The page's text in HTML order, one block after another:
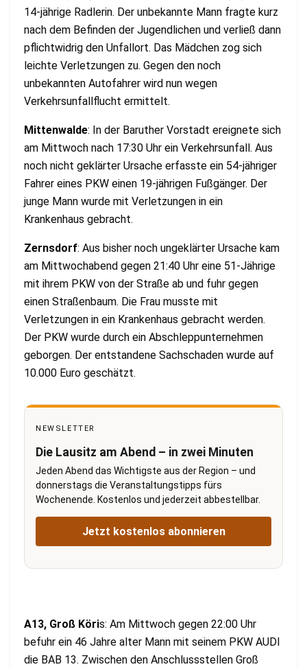
14-jährige Radlerin. Der unbekannte Mann fragte kurz
nach dem Befinden der Jugendlichen und verließ dann
pflichtwidrig den Unfallort. Das Mädchen zog sich
leichte Verletzungen zu. Gegen den noch
unbekannten Autofahrer wird nun wegen
Verkehrsunfallflucht ermittelt.
Mittenwalde: In der Baruther Vorstadt ereignete sich
am Mittwoch nach 17:30 Uhr ein Verkehrsunfall. Aus
noch nicht geklärter Ursache erfasste ein 54-jähriger
Fahrer eines PKW einen 19-jährigen Fußgänger. Der
junge Mann wurde mit Verletzungen in ein
Krankenhaus gebracht.
Zernsdorf: Aus bisher noch ungeklärter Ursache kam
am Mittwochabend gegen 21:40 Uhr eine 51-Jährige
mit ihrem PKW von der Straße ab und fuhr gegen
einen Straßenbaum. Die Frau musste mit
Verletzungen in ein Krankenhaus gebracht werden.
Der PKW wurde durch ein Abschleppunternehmen
geborgen. Der entstandene Sachschaden wurde auf
10.000 Euro geschätzt.
NEWSLETTER
Die Lausitz am Abend – in zwei Minuten
Jeden Abend das Wichtigste aus der Region – und
donnerstags die Veranstaltungstipps fürs
Wochenende. Kostenlos und jederzeit abbestellbar.
Jetzt kostenlos abonnieren
A13, Groß Köris: Am Mittwoch gegen 22:00 Uhr
befuhr ein 46 Jahre alter Mann mit seinem PKW AUDI
die BAB 13. Zwischen den Anschlussstellen Groß